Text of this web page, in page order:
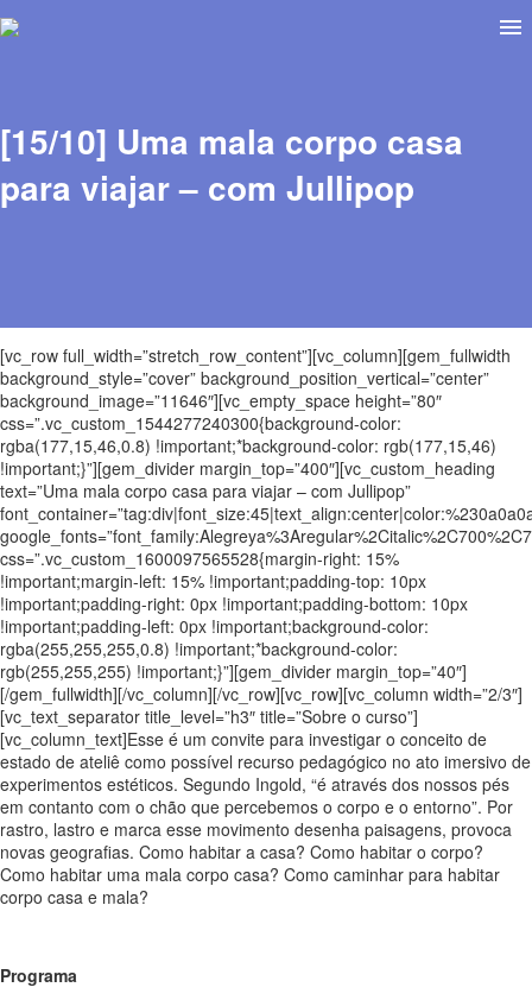
[15/10] Uma mala corpo casa
para viajar – com Jullipop
[vc_row full_width=”stretch_row_content”][vc_column][gem_fullwidth
background_style=”cover” background_position_vertical=”center”
background_image=”11646″][vc_empty_space height=”80″
css=”.vc_custom_1544277240300{background-color:
rgba(177,15,46,0.8) !important;*background-color: rgb(177,15,46)
!important;}”][gem_divider margin_top=”400″][vc_custom_heading
text=”Uma mala corpo casa para viajar – com Jullipop”
css=”.vc_custom_1600097565528{margin-right: 15%
!important;margin-left: 15% !important;padding-top: 10px
!important;padding-right: 0px !important;padding-bottom: 10px
!important;padding-left: 0px !important;background-color:
rgba(255,255,255,0.8) !important;*background-color:
rgb(255,255,255) !important;}”][gem_divider margin_top=”40″]
[/gem_fullwidth][/vc_column][/vc_row][vc_row][vc_column width=”2/3″]
[vc_text_separator title_level=”h3″ title=”Sobre o curso”]
[vc_column_text]Esse é um convite para investigar o conceito de
estado de ateliê como possível recurso pedagógico no ato imersivo de
experimentos estéticos. Segundo Ingold, “é através dos nossos pés
em contanto com o chão que percebemos o corpo e o entorno”. Por
rastro, lastro e marca esse movimento desenha paisagens, provoca
novas geografias. Como habitar a casa? Como habitar o corpo?
Como habitar uma mala corpo casa? Como caminhar para habitar
corpo casa e mala?
Programa